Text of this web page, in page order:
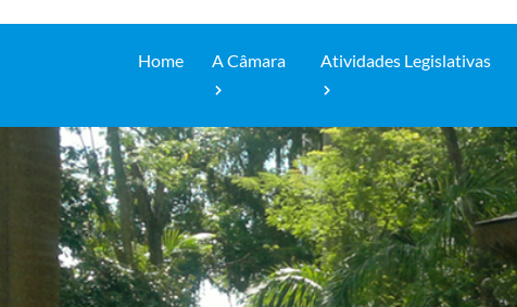
Home A Câmara Atividades Legislativas